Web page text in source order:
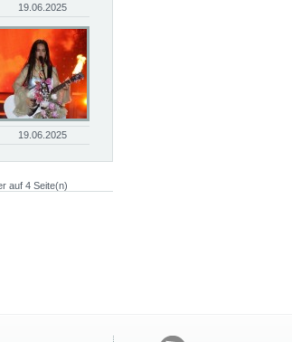
19.06.2025
19.06.2025
auf 4 Seite(n)